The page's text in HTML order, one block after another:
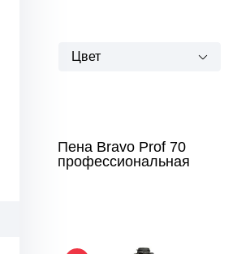
Цвет
Пена Bravo Prof 70
профессиональная